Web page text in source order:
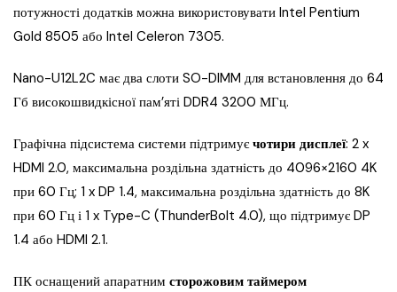
потужності додатків можна використовувати Intel Pentium
Gold 8505 або Intel Celeron 7305.
Nano-U12L2C має два слоти SO-DIMM для встановлення до 64
Гб високошвидкісної пам’яті DDR4 3200 МГц.
Графічна підсистема системи підтримуєчотири дисплеї: 2 x
HDMI 2.0, максимальна роздільна здатність до 4096×2160 4K
при 60 Гц; 1 x DP 1.4, максимальна роздільна здатність до 8K
при 60 Гц і 1 x Type-C (ThunderBolt 4.0), що підтримує DP
1.4 або HDMI 2.1.
ПК оснащений апаратним сторожовим таймером